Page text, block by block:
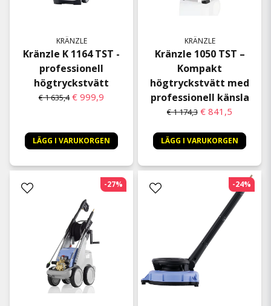
KRÄNZLE
Kränzle K 1164 TST -
professionell
högtryckstvätt
€ 1 635,4 € 999,9
LÄGG I VARUKORGEN
KRÄNZLE
Kränzle 1050 TST –
Kompakt
högtryckstvätt med
professionell känsla
€ 1 174,3 € 841,5
LÄGG I VARUKORGEN
-27% -24%